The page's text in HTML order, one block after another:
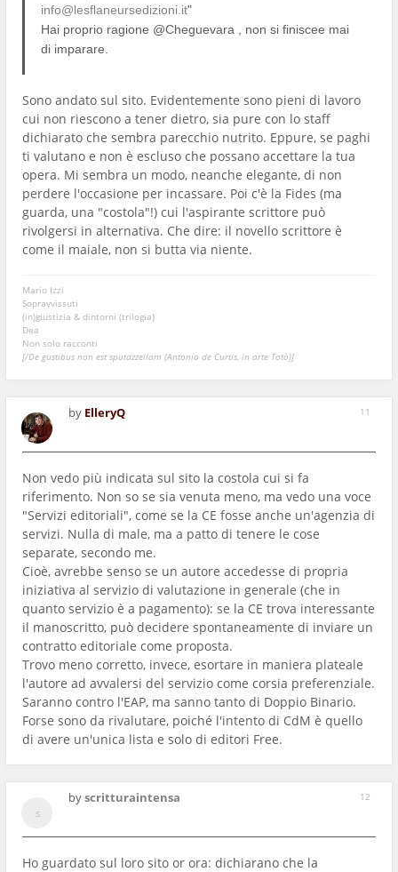
info@lesflaneursedizioni.it"
Hai proprio ragione @Cheguevara , non si finiscee mai
di imparare.
Sono andato sul sito. Evidentemente sono pieni di lavoro
cui non riescono a tener dietro, sia pure con lo staff
dichiarato che sembra parecchio nutrito. Eppure, se paghi
ti valutano e non è escluso che possano accettare la tua
opera. Mi sembra un modo, neanche elegante, di non
perdere l'occasione per incassare. Poi c'è la Fides (ma
guarda, una "costola"!) cui l'aspirante scrittore può
rivolgersi in alternativa. Che dire: il novello scrittore è
come il maiale, non si butta via niente.
Mario Izzi
Sopravvissuti
(in)giustizia & dintorni (trilogia)
Dea
Non solo racconti
[/De gustibus non est sputazzellam (Antonio de Curtis, in arte Totò)]
11
by ElleryQ
Non vedo più indicata sul sito la costola cui si fa
riferimento. Non so se sia venuta meno, ma vedo una voce
"Servizi editoriali", come se la CE fosse anche un'agenzia di
servizi. Nulla di male, ma a patto di tenere le cose
separate, secondo me.
Cioè, avrebbe senso se un autore accedesse di propria
iniziativa al servizio di valutazione in generale (che in
quanto servizio è a pagamento): se la CE trova interessante
il manoscritto, può decidere spontaneamente di inviare un
contratto editoriale come proposta.
Trovo meno corretto, invece, esortare in maniera plateale
l'autore ad avvalersi del servizio come corsia preferenziale.
Saranno contro l'EAP, ma sanno tanto di Doppio Binario.
Forse sono da rivalutare, poiché l'intento di CdM è quello
di avere un'unica lista e solo di editori Free.
12
byscritturaintensa
Ho guardato sul loro sito or ora: dichiarano che la